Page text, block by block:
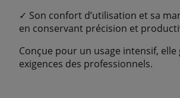
✓ Son confort d’utilisation et sa
en conservant précision et
Conçue pour un usage intensif,
exigences des professionnels.